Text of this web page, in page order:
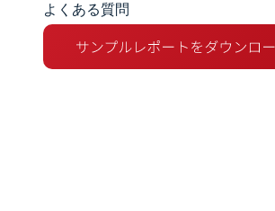
市場分析
トレンドとインサイト
よくある質問